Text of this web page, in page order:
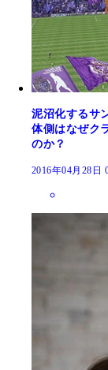
泥沼化するサ
体側はなぜク
のか？
2016年04月28日